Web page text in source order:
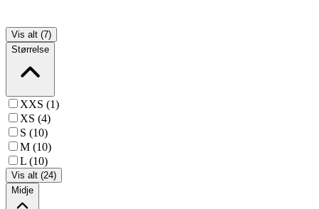
Vis alt (7)
Størrelse
XXS (1)
XS (4)
S (10)
M (10)
L (10)
Vis alt (24)
Midje